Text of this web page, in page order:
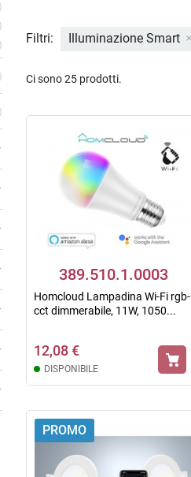
Filtri: Illuminazione Smart
Ci sono 25 prodotti.
389.510.1.0003
Homcloud Lampadina Wi-Fi rgb-
cct dimmerabile, 11W, 1050...
12,08 €
DISPONIBILE
PROMO